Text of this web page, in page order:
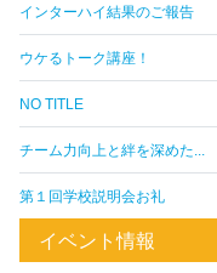
インターハイ結果のご報告
ウケるトーク講座！
NO TITLE
チーム力向上と絆を深めた...
第１回学校説明会お礼
イベント情報